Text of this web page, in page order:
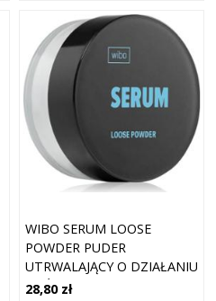
WIBO SERUM LOOSE
POWDER PUDER
UTRWALAJĄCY O DZIAŁANIU
ODŻYWCZYM 10 G
28,80 zł